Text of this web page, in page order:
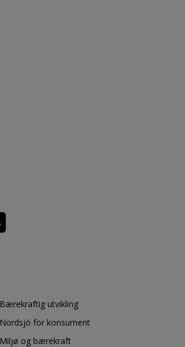
Bærekraftig utvikling
Nordsjö for konsument
Miljø og bærekraft